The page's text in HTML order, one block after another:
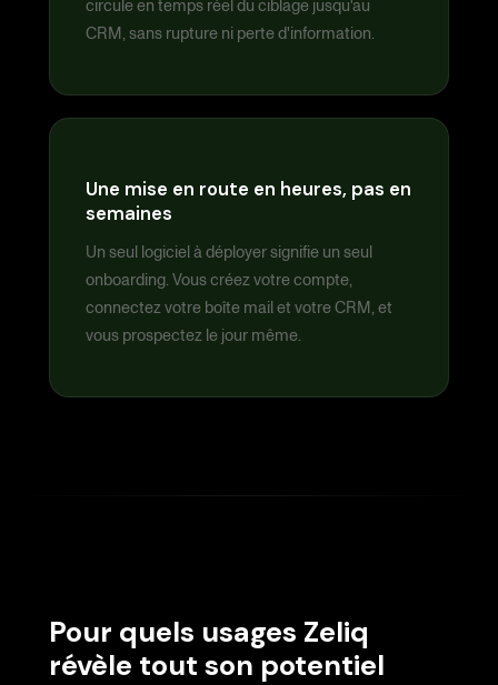
circule en temps réel du ciblage jusqu'au
CRM, sans rupture ni perte d'information.
Une mise en route en heures, pas en
semaines
Un seul logiciel à déployer signifie un seul
onboarding. Vous créez votre compte,
connectez votre boîte mail et votre CRM, et
vous prospectez le jour même.
Pour quels usages Zeliq
révèle tout son potentiel